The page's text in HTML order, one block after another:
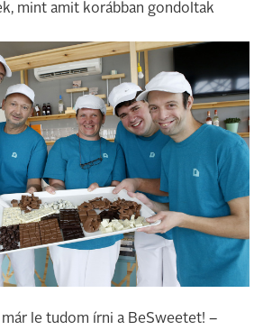
mint amit korábban gondoltak
már le tudom írni a BeSweetet! –